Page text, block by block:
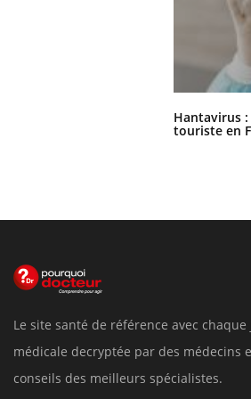
Hantavirus
touriste en
Le site santé de référence avec
médicale decryptée par des médecins
conseils des meilleurs spécialistes.